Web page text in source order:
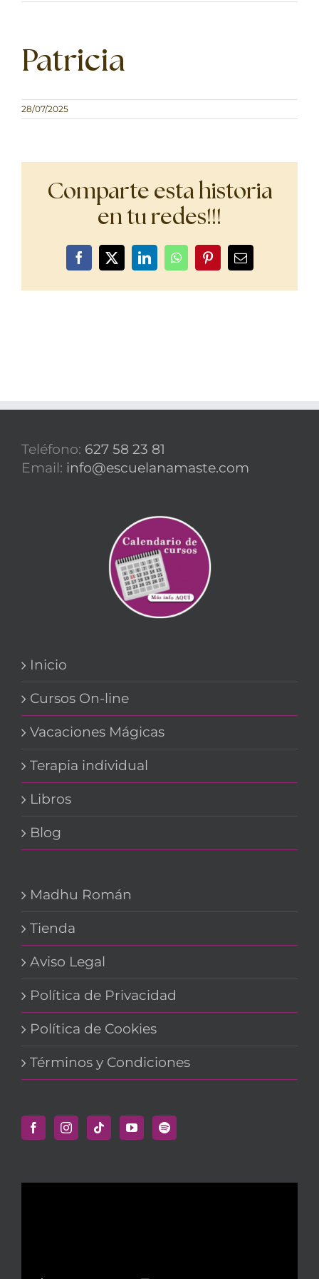
Patricia
28/07/2025
Comparte esta historia
en tu redes!!!
Facebook
X LinkedInWhatsAppPinterestCorreo
Teléfono: 627 58 23 81
Email: info@escuelanamaste.com
Inicio
Cursos On-line
Vacaciones Mágicas
Terapia individual
Libros
Blog
Madhu Román
Tienda
Aviso Legal
Política de Privacidad
Política de Cookies
Términos y Condiciones